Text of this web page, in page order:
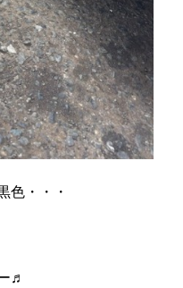
色・・・
♬